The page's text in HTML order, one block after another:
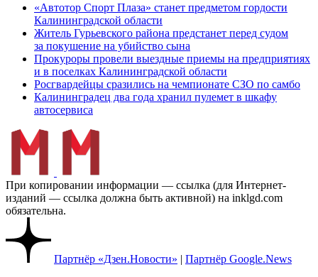
«Автотор Спорт Плаза» станет предметом гордости
Калининградской области
Житель Гурьевского района предстанет перед судом
за покушение на убийство сына
Прокуроры провели выездные приемы на предприятиях
и в поселках Калининградской области
Росгвардейцы сразились на чемпионате СЗО по самбо
Калининградец два года хранил пулемет в шкафу
автосервиса
При копировании информации — ссылка (для Интернет-
изданий — ссылка должна быть активной) на inklgd.com
обязательна.
Партнёр «Дзен.Новости» | Партнёр Google.News